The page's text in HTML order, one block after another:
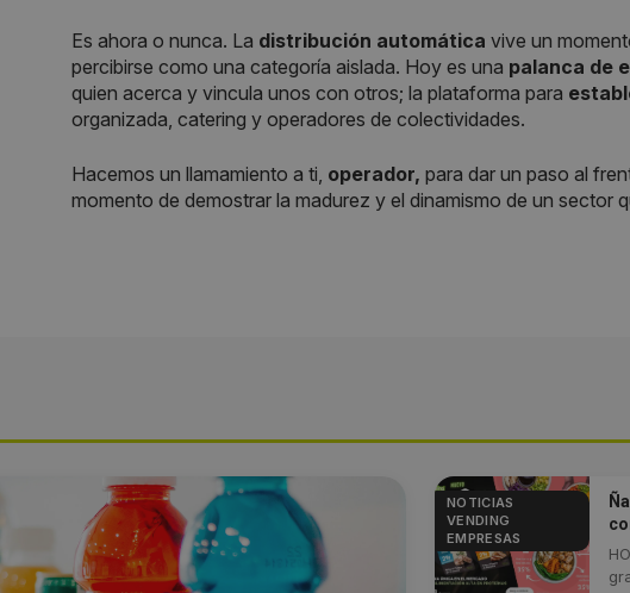
Es ahora o nunca. La distribución automática vive un
percibirse como una categoría aislada. Hoy es una palanca de
quien acerca y vincula unos con otros; la plataforma para
organizada, catering y operadores de colectividades.
Hacemos un llamamiento a ti, operador, para dar un paso al
momento de demostrar la madurez y el dinamismo de un sector
NOTICIAS
VENDING
EMPRESAS